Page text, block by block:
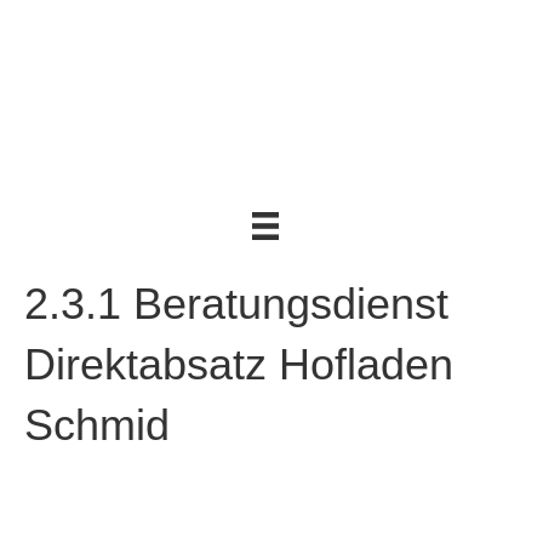
2.3.1 Beratungsdienst
Direktabsatz Hofladen
Schmid